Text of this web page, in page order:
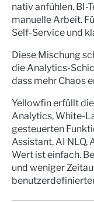
nativ anfühlen. BI-
manuelle Arbeit.
Self-Service und
Diese Mischung
die Analytics-
dass mehr Chaos
Yellowfin erfüllt
Analytics, White-
gesteuerten
Assistant, AI NLQ,
Wert ist einfach.
und weniger